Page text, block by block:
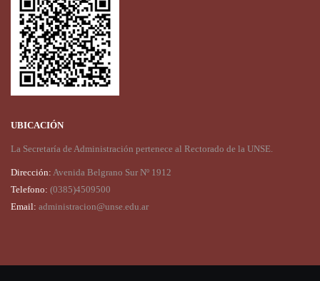
UBICACIÓN
La Secretaría de Administración pertenece al Rectorado de la UNSE.
Dirección: Avenida Belgrano Sur Nº 1912
Telefono: (0385)4509500
Email: administracion@unse.edu.ar